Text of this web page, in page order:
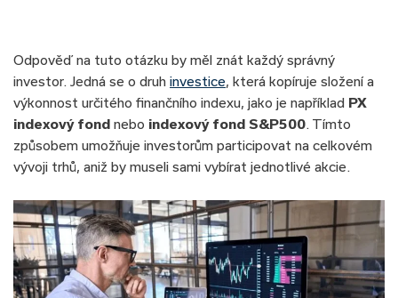
Odpověď na tuto otázku by měl znát každý správný
investor. Jedná se o druh investice, která kopíruje složení a
výkonnost určitého finančního indexu, jako je například PX
indexový fond nebo indexový fond S&P500. Tímto
způsobem umožňuje investorům participovat na celkovém
vývoji trhů, aniž by museli sami vybírat jednotlivé akcie.